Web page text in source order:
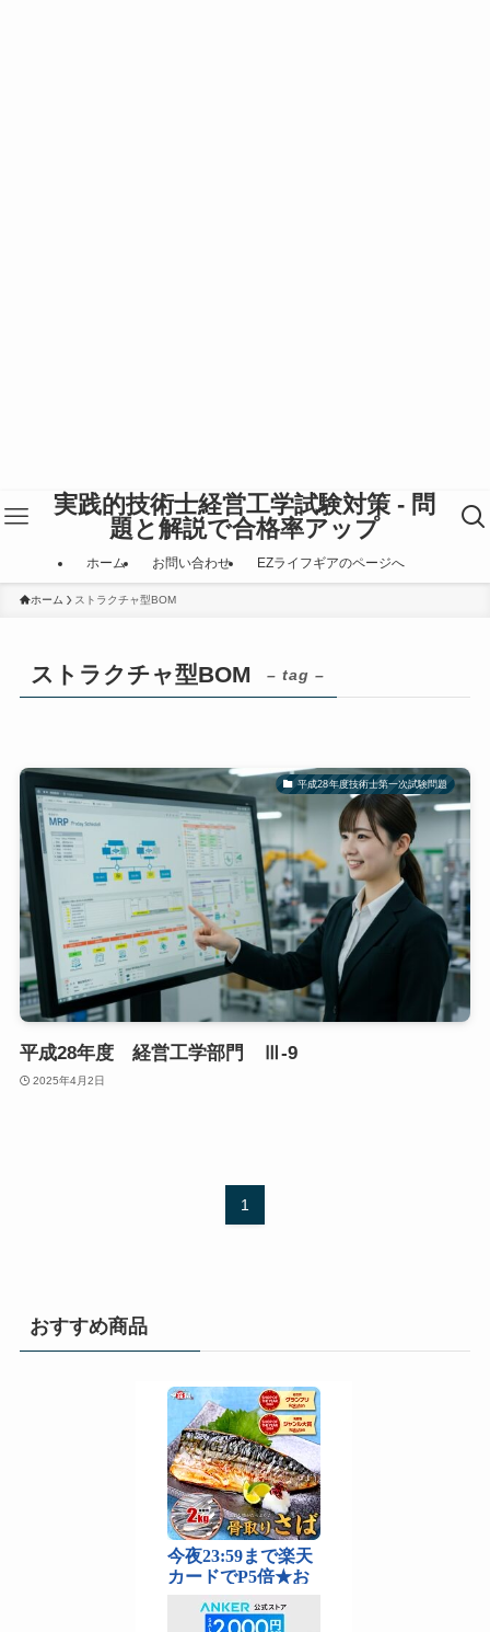
実践的技術士経営工学試験対策 - 問
題と解説で合格率アップ
ホーム お問い合わせ EZライフギアのページへ
ホーム ストラクチャ型BOM
ストラクチャ型BOM – tag –
平成28年度技術士第一次試験問題
平成28年度 経営工学部門 Ⅲ-9
2025年4月2日
1
おすすめ商品